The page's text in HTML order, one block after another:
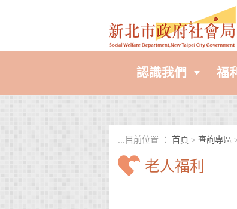
認識我們 福
::: 目前位置 ： 首頁 > 查詢專區
老人福利